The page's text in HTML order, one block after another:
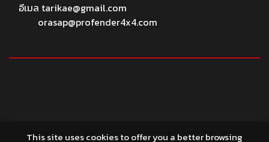
อีเมล tarikae@gmail.com
orasap@profender4x4.com
This site uses cookies to offer you a better browsing